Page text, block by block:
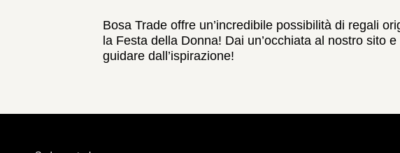
Bosa Trade offre un’incredibile possibilità di regali
la Festa della Donna! Dai un’occhiata al nostro sito e
guidare dall’ispirazione!